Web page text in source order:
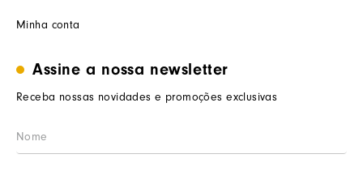
Seja um(a) cliente multimarca
Trabalhe conosco
Como trocar
Segurança e privacidade
Prazos de entrega
LGPD
Cashback
Minha conta
Meus pedidos
Wishlist
Assine a nossa newsletter
Receba nossas novidades e promoções exclusivas